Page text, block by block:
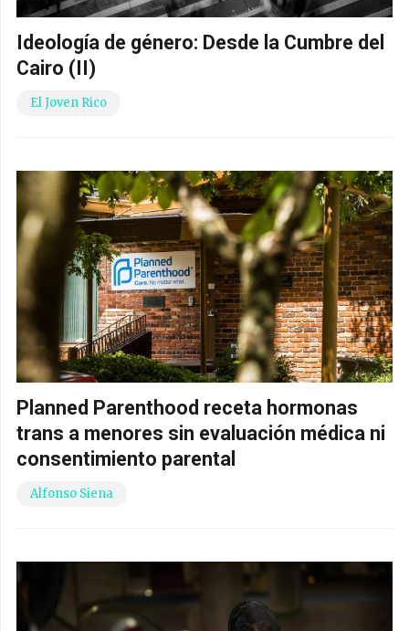
Ideología de género: Desde la Cumbre del
Cairo (II)
El Joven Rico
Planned Parenthood receta hormonas
trans a menores sin evaluación médica ni
consentimiento parental
Alfonso Siena